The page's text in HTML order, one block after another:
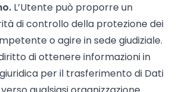
L’Utente può proporre un
di controllo della protezione dei
o agire in sede giudiziale.
di ottenere informazioni in
per il trasferimento di Dati